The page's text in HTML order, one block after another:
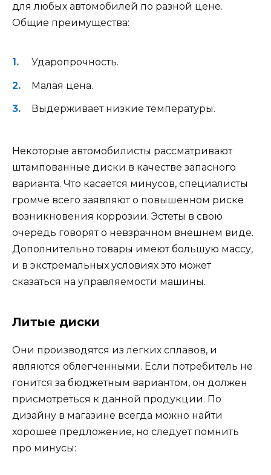
для любых автомобилей по разной цене.
Общие преимущества:
Ударопрочность.
Малая цена.
Выдерживает низкие температуры.
Некоторые автомобилисты рассматривают
штампованные диски в качестве запасного
варианта. Что касается минусов, специалисты
громче всего заявляют о повышенном риске
возникновения коррозии. Эстеты в свою
очередь говорят о невзрачном внешнем виде.
Дополнительно товары имеют большую массу,
и в экстремальных условиях это может
сказаться на управляемости машины.
Литые диски
Они производятся из легких сплавов, и
являются облегченными. Если потребитель не
гонится за бюджетным вариантом, он должен
присмотреться к данной продукции. По
дизайну в магазине всегда можно найти
хорошее предложение, но следует помнить
про минусы: